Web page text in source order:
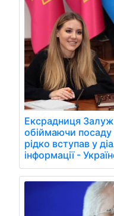
Ексрадниця
обіймаючи
рідко вступав у
інформації -